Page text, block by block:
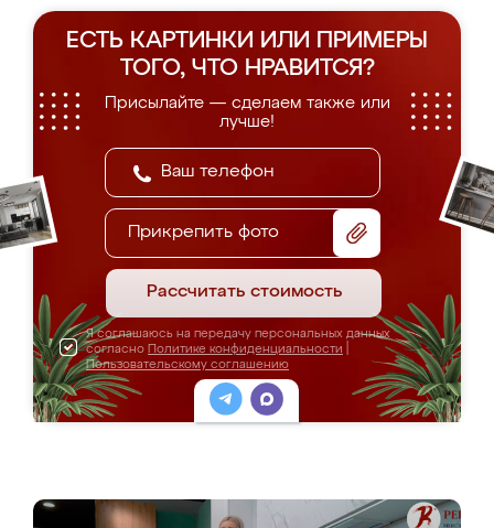
ЕСТЬ КАРТИНКИ ИЛИ ПРИМЕРЫ
ТОГО, ЧТО НРАВИТСЯ?
Присылайте — сделаем также или
лучше!
Прикрепить фото
Рассчитать стоимость
Я соглашаюсь на передачу персональных данных
согласно Политике конфиденциальности
Пользовательскому соглашению